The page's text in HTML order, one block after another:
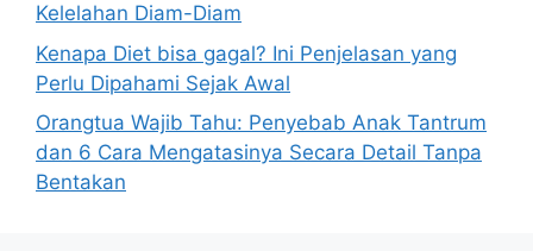
Kelelahan Diam-Diam
Kenapa Diet bisa gagal? Ini Penjelasan yang
Perlu Dipahami Sejak Awal
Orangtua Wajib Tahu: Penyebab Anak Tantrum
dan 6 Cara Mengatasinya Secara Detail Tanpa
Bentakan